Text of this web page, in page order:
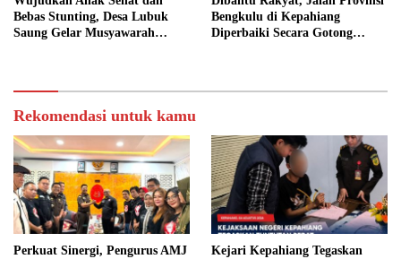
Bebas Stunting, Desa Lubuk
Saung Gelar Musyawarah
Bengkulu di Kepahiang
Diperbaiki Secara Gotong
Rekomendasi untuk kamu
Perkuat Sinergi, Pengurus AMJ
Kejari Kepahiang Tegaskan